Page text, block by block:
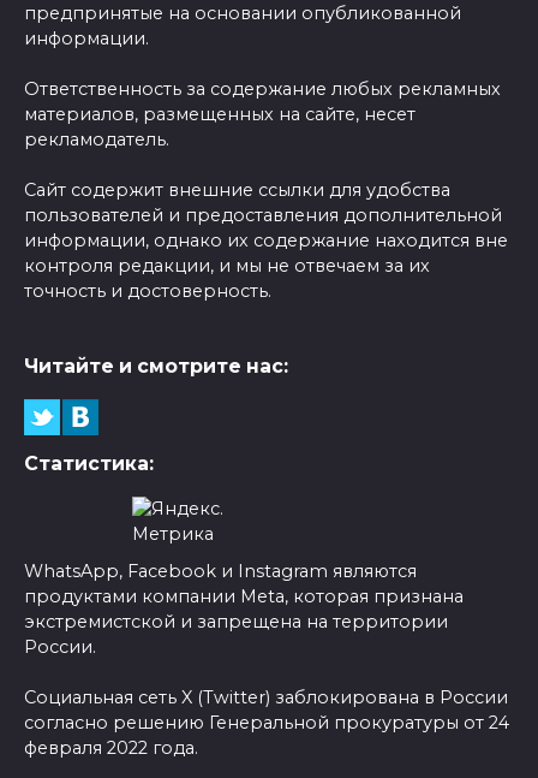
предпринятые на основании опубликованной
информации.
Ответственность за содержание любых рекламных
материалов, размещенных на сайте, несет
рекламодатель.
Сайт содержит внешние ссылки для удобства
пользователей и предоставления дополнительной
информации, однако их содержание находится вне
контроля редакции, и мы не отвечаем за их
точность и достоверность.
Читайте и смотрите нас:
Статистика:
WhatsApp, Facebook и Instagram являются
продуктами компании Meta, которая признана
экстремистской и запрещена на территории
России.
Социальная сеть X (Twitter) заблокирована в России
согласно решению Генеральной прокуратуры от 24
февраля 2022 года.